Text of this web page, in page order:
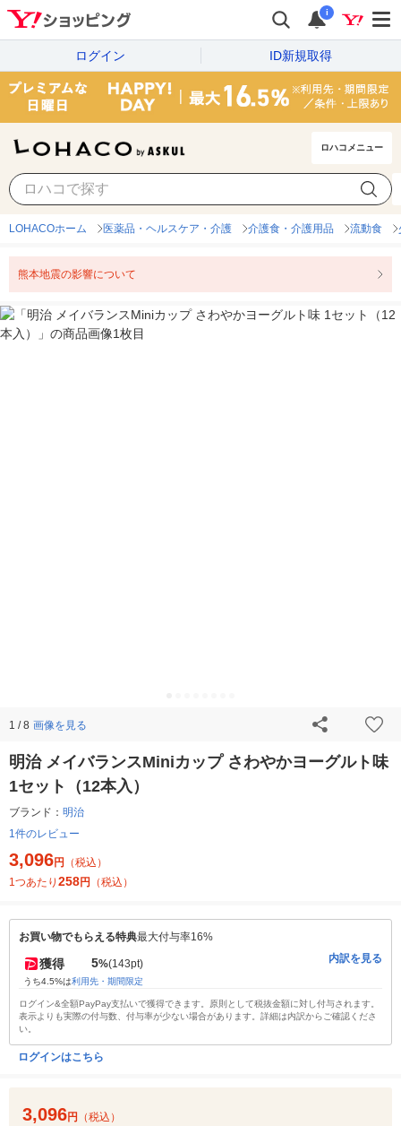
i
ログイン ID新規取得
ロハコメニュー
LOHACOホーム 医薬品・ヘルスケア・介護 介護食・介護用品 流動食
熊本地震の影響について
1 / 8 画像を見る
明治 メイバランスMiniカップ さわやかヨーグルト味
1セット（12本入）
ブランド： 明治
1件のレビュー
3,096円
（税込）
1つあたり 258円 （税込）
お買い物でもらえる特典最大付与率16%
獲得 5%(143pt)
うち4.5%は利用先・期間限定
内訳を見る
ログイン&全額PayPay支払いで獲得できます。原則として税抜金額に対し付与されます。
表示よりも実際の付与数、付与率が少ない場合があります。詳細は内訳からご確認くださ
い。
ログインはこちら
3,096円
（税込）